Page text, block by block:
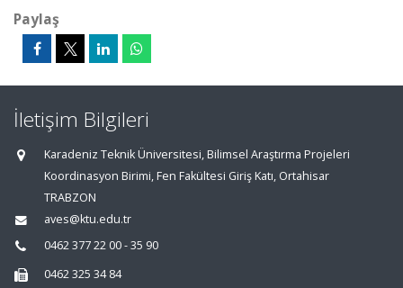
Paylaş
İletişim Bilgileri
Karadeniz Teknik Üniversitesi, Bilimsel Araştırma Projeleri
Koordinasyon Birimi, Fen Fakültesi Giriş Katı, Ortahisar
TRABZON
aves@ktu.edu.tr
0462 377 22 00 - 35 90
0462 325 34 84